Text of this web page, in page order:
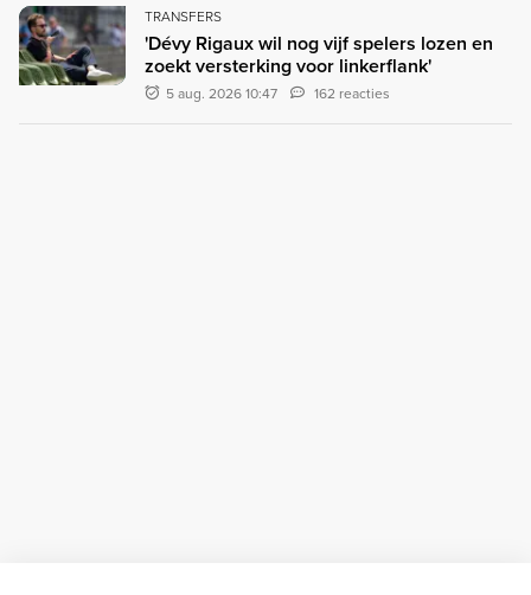
TRANSFERS
'Dévy Rigaux wil nog vijf spelers lozen en
zoekt versterking voor linkerflank'
5 aug. 2026 10:47 162 reacties